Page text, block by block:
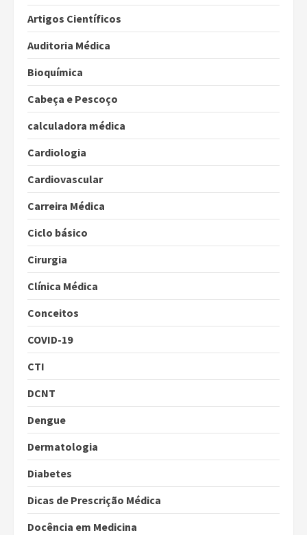
Artigos Científicos
Auditoria Médica
Bioquímica
Cabeça e Pescoço
calculadora médica
Cardiologia
Cardiovascular
Carreira Médica
Ciclo básico
Cirurgia
Clínica Médica
Conceitos
COVID-19
CTI
DCNT
Dengue
Dermatologia
Diabetes
Dicas de Prescrição Médica
Docência em Medicina